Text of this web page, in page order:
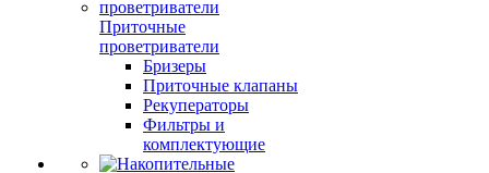
Приточные
проветриватели
Бризеры
Приточные клапаны
Рекуператоры
Фильтры и
комплектующие